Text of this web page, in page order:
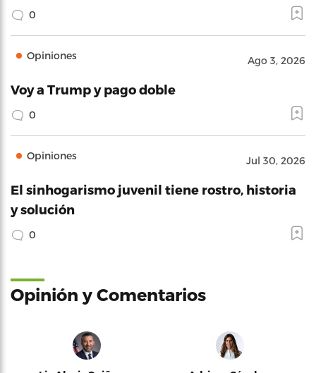
0
Opiniones Ago 3, 2026
Voy a Trump y pago doble
0
Opiniones Jul 30, 2026
El sinhogarismo juvenil tiene rostro, historia
y solución
0
Opinión y Comentarios